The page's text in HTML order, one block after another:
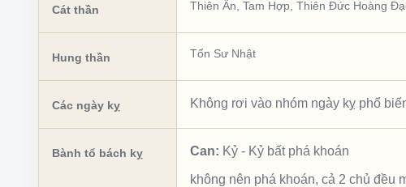
Cát thần Thiên Ân Tam Hợp Thiên Đức Hoàng
Hung thần Tổn Sư Nhật
Các ngày kỵ Không rơi vào nhóm ngày kỵ phổ
Bành tổ bách kỵ Can: Kỷ - Kỷ bất phá khoán
không nên phá khoán, cả 2 chủ đều